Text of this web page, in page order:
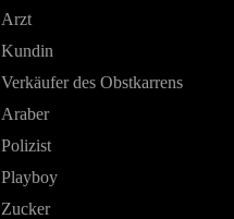
Arzt
Kundin
Verkäufer des Obstkarrens
Araber
Polizist
Playboy
Zucker